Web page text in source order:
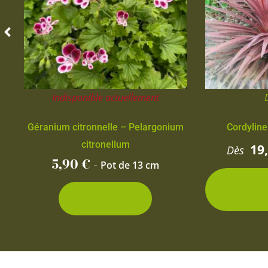
Indisponible actuellement
Géranium citronnelle – Pelargonium
citronellum
5,90€ - Pot de 13 cm
Dès